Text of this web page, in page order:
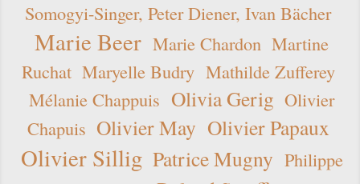
Somogyi-Singer, Peter Diener, Ivan Bächer
Marie Beer Marie Chardon Martine
Ruchat Maryelle Budry Mathilde Zufferey
Mélanie Chappuis Olivia Gerig Olivier
Chapuis Olivier May Olivier Papaux
Olivier Sillig Patrice Mugny Philippe